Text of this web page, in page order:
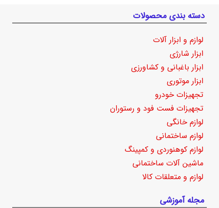
دسته بندی محصولات
لوازم و ابزار آلات
ابزار شارژی
ابزار باغبانی و کشاورزی
ابزار موتوری
تجهیزات خودرو
تجهیزات فست فود و رستوران
لوازم خانگی
لوازم ساختمانی
لوازم کوهنوردی و کمپینگ
ماشین آلات ساختمانی
لوازم و متعلقات کالا
مجله آموزشی